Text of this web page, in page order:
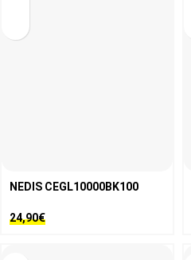
NEDIS CEGL10000BK100
24,90€